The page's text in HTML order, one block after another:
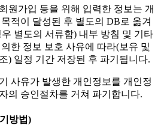
원가입 등을 위해 입력한 정보는 개
적이 달성된 후 별도의 DB로 옮겨
별도의 서류함) 내부 방침 및 기타
한 정보 보호 사유에 따라(보유 및
) 일정 기간 저장된 후 파기됩니다.
사유가 발생한 개인정보를 개인정
의 승인절차를 거쳐 파기합니다.
방법)